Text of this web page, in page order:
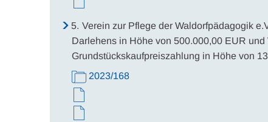
5. Verein zur Pflege der Waldorfpädagogik
Darlehens in Höhe von 500.000,00 EUR
Grundstückskaufpreiszahlung in Höhe von
2023/168